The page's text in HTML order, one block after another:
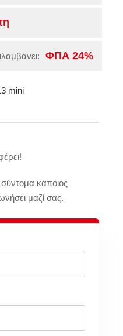
ΦΠΑ 24%
mini
κάποιος
μαζί σας.